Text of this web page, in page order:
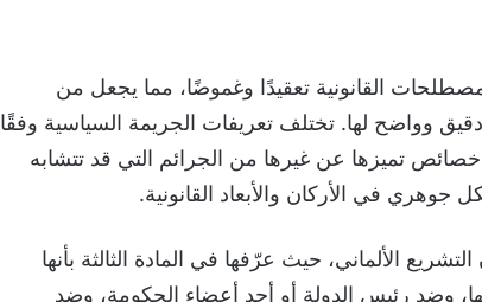
القانونية تعقيدًا وغموضًا، مما يجعل من
وواضح لها. تختلف تعريفات الجريمة السياسية وفقًا
تميزها عن غيرها من الجرائم التي قد تتشابه
في الأركان والأبعاد القانونية.
الألماني، حيث عرّفها في المادة الثالثة بأنها
وضد رئيس الدولة أو أحد أعضاء الحكومة، وضد